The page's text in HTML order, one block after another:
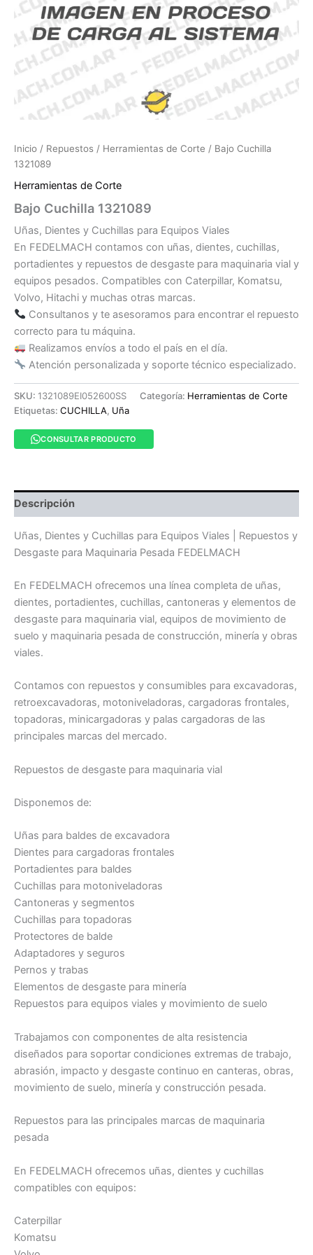
Inicio / Repuestos / Herramientas de Corte / Bajo Cuchilla
1321089
Herramientas de Corte
Bajo Cuchilla 1321089
Uñas, Dientes y Cuchillas para Equipos Viales
En FEDELMACH contamos con uñas, dientes, cuchillas,
portadientes y repuestos de desgaste para maquinaria vial y
equipos pesados. Compatibles con Caterpillar, Komatsu,
Volvo, Hitachi y muchas otras marcas.
Consultanos y te asesoramos para encontrar el repuesto
correcto para tu máquina.
Realizamos envíos a todo el país en el día.
Atención personalizada y soporte técnico especializado.
SKU: 1321089EI052600SS Categoría: Herramientas de Corte
Etiquetas: CUCHILLA, Uña
CONSULTAR PRODUCTO
Descripción
Uñas, Dientes y Cuchillas para Equipos Viales | Repuestos y
Desgaste para Maquinaria Pesada FEDELMACH
En FEDELMACH ofrecemos una línea completa de uñas,
dientes, portadientes, cuchillas, cantoneras y elementos de
desgaste para maquinaria vial, equipos de movimiento de
suelo y maquinaria pesada de construcción, minería y obras
viales.
Contamos con repuestos y consumibles para excavadoras,
retroexcavadoras, motoniveladoras, cargadoras frontales,
topadoras, minicargadoras y palas cargadoras de las
principales marcas del mercado.
Repuestos de desgaste para maquinaria vial
Disponemos de:
Uñas para baldes de excavadora
Dientes para cargadoras frontales
Portadientes para baldes
Cuchillas para motoniveladoras
Cantoneras y segmentos
Cuchillas para topadoras
Protectores de balde
Adaptadores y seguros
Pernos y trabas
Elementos de desgaste para minería
Repuestos para equipos viales y movimiento de suelo
Trabajamos con componentes de alta resistencia
diseñados para soportar condiciones extremas de trabajo,
abrasión, impacto y desgaste continuo en canteras, obras,
movimiento de suelo, minería y construcción pesada.
Repuestos para las principales marcas de maquinaria
pesada
En FEDELMACH ofrecemos uñas, dientes y cuchillas
compatibles con equipos:
Caterpillar
Komatsu